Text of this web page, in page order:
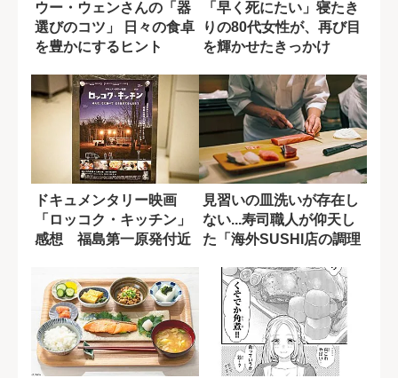
ウー・ウェンさんの「器
選びのコツ」 日々の食卓
を豊かにするヒント
「早く死にたい」寝たき
りの80代女性が、再び目
を輝かせたきっかけ
ドキュメンタリー映画
「ロッコク・キッチン」
感想 福島第一原発付近
見習いの皿洗いが存在し
ない...寿司職人が仰天し
た「海外SUSHI店の調理